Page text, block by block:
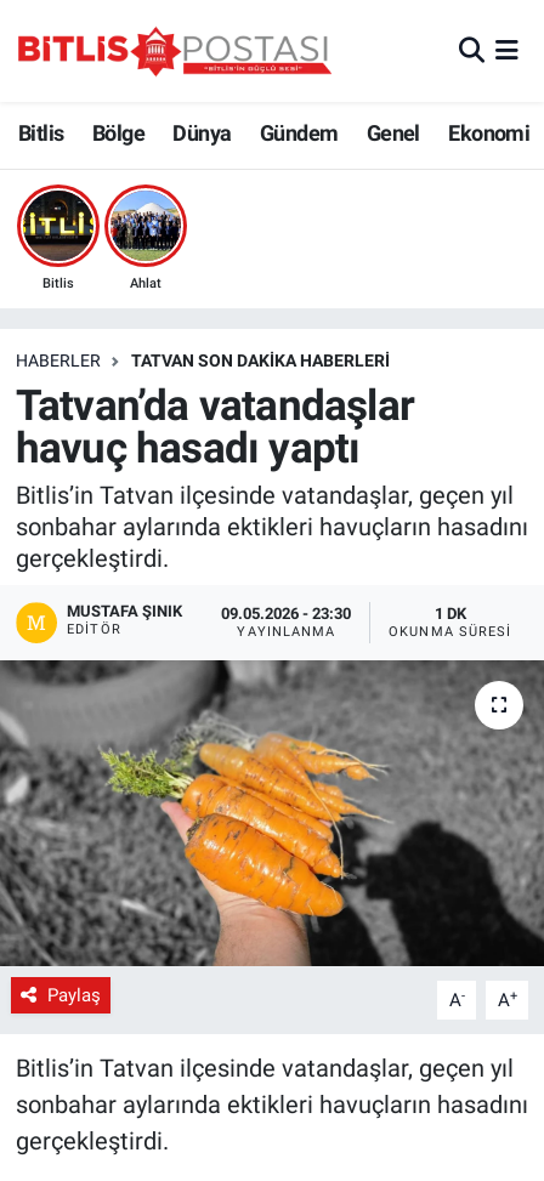
Bitlis Bölge Dünya Gündem Genel Ekonomi
Bitlis Ahlat
HABERLER TATVAN SON DAKIKA HABERLERI
Tatvan’da vatandaşlar
havuç hasadı yaptı
Bitlis’in Tatvan ilçesinde vatandaşlar, geçen yıl
sonbahar aylarında ektikleri havuçların hasadını
gerçekleştirdi.
MUSTAFA ŞINIK
EDITÖR
09.05.2026 - 23:30
YAYINLANMA
1 DK
OKUNMA SÜRESI
Paylaş A- A+
Bitlis’in Tatvan ilçesinde vatandaşlar, geçen yıl
sonbahar aylarında ektikleri havuçların hasadını
gerçekleştirdi.
Bölge
Çevre
Eğitim
Ekonomi
Genel
Politika
Resmi İlanlar
Sağlık
Siyaset
Spor
Yerel
Bitlis Trafik Yoğunluk Haritası
Süper Lig Puan Durumu ve Fikstür
Son Dakika Haberleri
Haber Arşivi